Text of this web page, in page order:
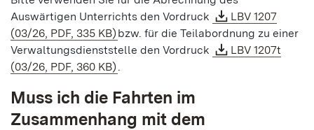
Auswärtigen Unterrichts den Vordruck
LBV 1207
(03/26, PDF, 335 KB) bzw. für die Teilabordnung zu einer
Verwaltungsdienststelle den Vordruck
LBV 1207t
(03/26, PDF, 360 KB) .
Muss ich die Fahrten im
Zusammenhang mit dem